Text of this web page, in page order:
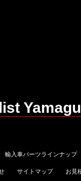
輸入車パーツラインナップ
サイトマップ お見